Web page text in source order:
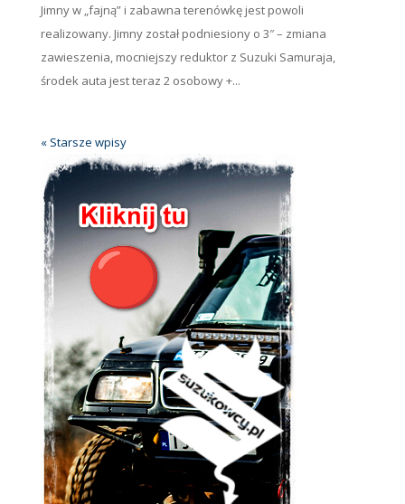
Jimny w „fajną” i zabawna terenówkę jest powoli
realizowany. Jimny został podniesiony o 3″ – zmiana
zawieszenia, mocniejszy reduktor z Suzuki Samuraja,
środek auta jest teraz 2 osobowy +...
« Starsze wpisy